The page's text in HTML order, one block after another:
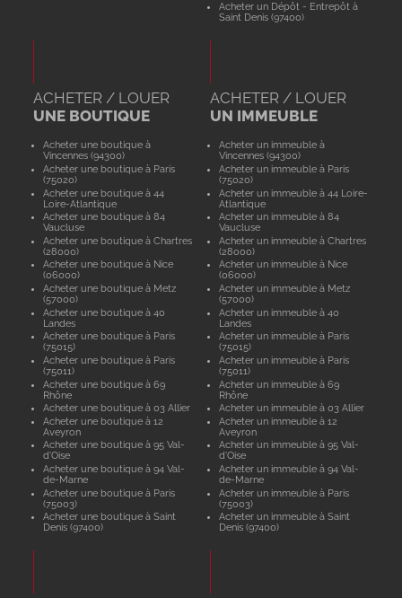
Acheter un Dépôt - Entrepôt à
Saint Denis (97400)
ACHETER / LOUER
UNE BOUTIQUE
Acheter une boutique à
Vincennes (94300)
Acheter une boutique à Paris
(75020)
Acheter une boutique à 44
Loire-Atlantique
Acheter une boutique à 84
Vaucluse
Acheter une boutique à Chartres
(28000)
Acheter une boutique à Nice
(06000)
Acheter une boutique à Metz
(57000)
Acheter une boutique à 40
Landes
Acheter une boutique à Paris
(75015)
Acheter une boutique à Paris
(75011)
Acheter une boutique à 69
Rhône
Acheter une boutique à 03 Allier
Acheter une boutique à 12
Aveyron
Acheter une boutique à 95 Val-
d'Oise
Acheter une boutique à 94 Val-
de-Marne
Acheter une boutique à Paris
(75003)
Acheter une boutique à Saint
Denis (97400)
ACHETER / LOUER
UN IMMEUBLE
Acheter un immeuble à
Vincennes (94300)
Acheter un immeuble à Paris
(75020)
Acheter un immeuble à 44 Loire-
Atlantique
Acheter un immeuble à 84
Vaucluse
Acheter un immeuble à Chartres
(28000)
Acheter un immeuble à Nice
(06000)
Acheter un immeuble à Metz
(57000)
Acheter un immeuble à 40
Landes
Acheter un immeuble à Paris
(75015)
Acheter un immeuble à Paris
(75011)
Acheter un immeuble à 69
Rhône
Acheter un immeuble à 03 Allier
Acheter un immeuble à 12
Aveyron
Acheter un immeuble à 95 Val-
d'Oise
Acheter un immeuble à 94 Val-
de-Marne
Acheter un immeuble à Paris
(75003)
Acheter un immeuble à Saint
Denis (97400)